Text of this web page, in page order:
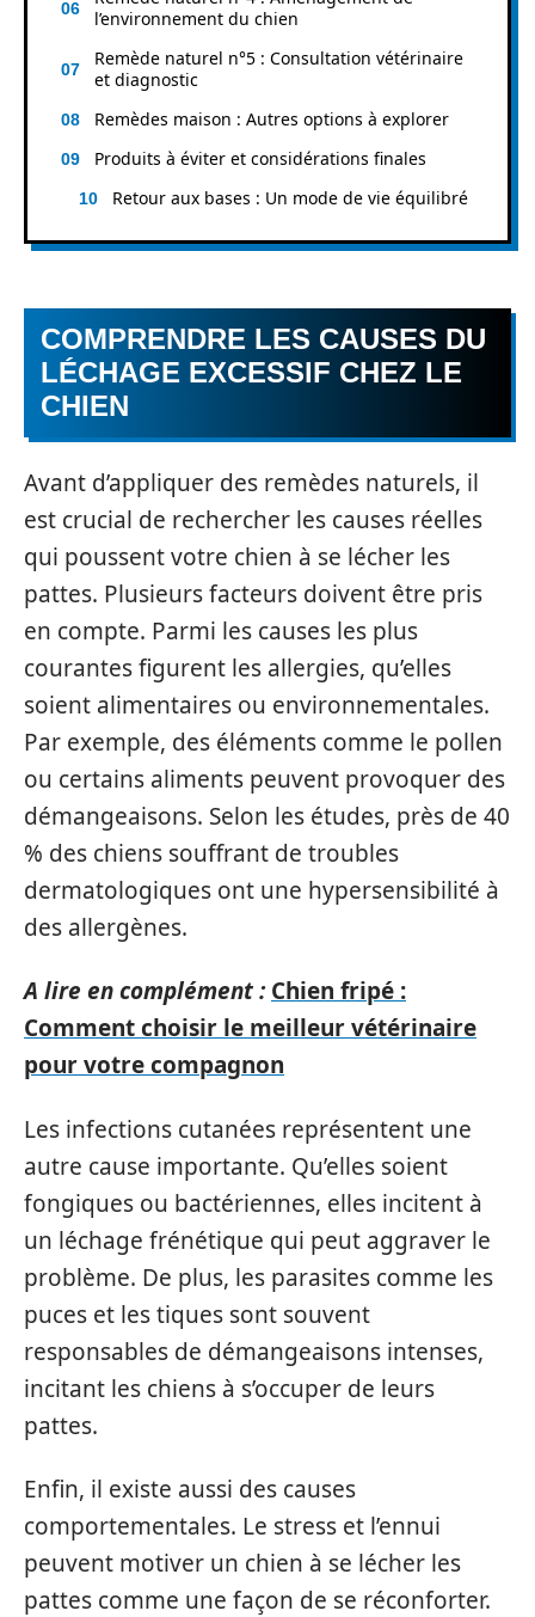
l’environnement du chien
Remède naturel n°5 : Consultation vétérinaire
et diagnostic
Remèdes maison : Autres options à explorer
Produits à éviter et considérations finales
Retour aux bases : Un mode de vie équilibré
COMPRENDRE LES CAUSES DU
LÉCHAGE EXCESSIF CHEZ LE
CHIEN
Avant d’appliquer des remèdes naturels, il
est crucial de rechercher les causes réelles
qui poussent votre chien à se lécher les
pattes. Plusieurs facteurs doivent être pris
en compte. Parmi les causes les plus
courantes figurent les allergies, qu’elles
soient alimentaires ou environnementales.
Par exemple, des éléments comme le pollen
ou certains aliments peuvent provoquer des
démangeaisons. Selon les études, près de 40
% des chiens souffrant de troubles
dermatologiques ont une hypersensibilité à
des allergènes.
A lire en complément : Chien fripé :
Comment choisir le meilleur vétérinaire
pour votre compagnon
Les infections cutanées représentent une
autre cause importante. Qu’elles soient
fongiques ou bactériennes, elles incitent à
un léchage frénétique qui peut aggraver le
problème. De plus, les parasites comme les
puces et les tiques sont souvent
responsables de démangeaisons intenses,
incitant les chiens à s’occuper de leurs
pattes.
Enfin, il existe aussi des causes
comportementales. Le stress et l’ennui
peuvent motiver un chien à se lécher les
pattes comme une façon de se réconforter.